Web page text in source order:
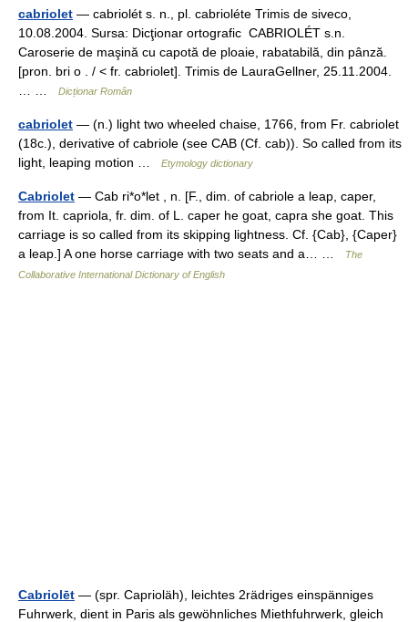
cabriolet — cabriolét s. n., pl. cabrioléte Trimis de siveco,
10.08.2004. Sursa: Dicţionar ortografic CABRIOLÉT s.n.
Caroserie de maşină cu capotă de ploaie, rabatabilă, din pânză.
[pron. bri o . / < fr. cabriolet]. Trimis de LauraGellner, 25.11.2004.
Dicționar Român
cabriolet — (n.) light two wheeled chaise, 1766, from Fr. cabriolet
(18c.), derivative of cabriole (see CAB (Cf. cab)). So called from its
light, leaping motion …
Etymology dictionary
Cabriolet — Cab ri*o*let , n. [F., dim. of cabriole a leap, caper,
from It. capriola, fr. dim. of L. caper he goat, capra she goat. This
carriage is so called from its skipping lightness. Cf. {Cab}, {Caper}
a leap.] A one horse carriage with two seats and a… …
The
Collaborative International Dictionary of English
Cabriolēt — (spr. Caprioläh), leichtes 2rädriges einspänniges
Fuhrwerk, dient in Paris als gewöhnliches Miethfuhrwerk, gleich